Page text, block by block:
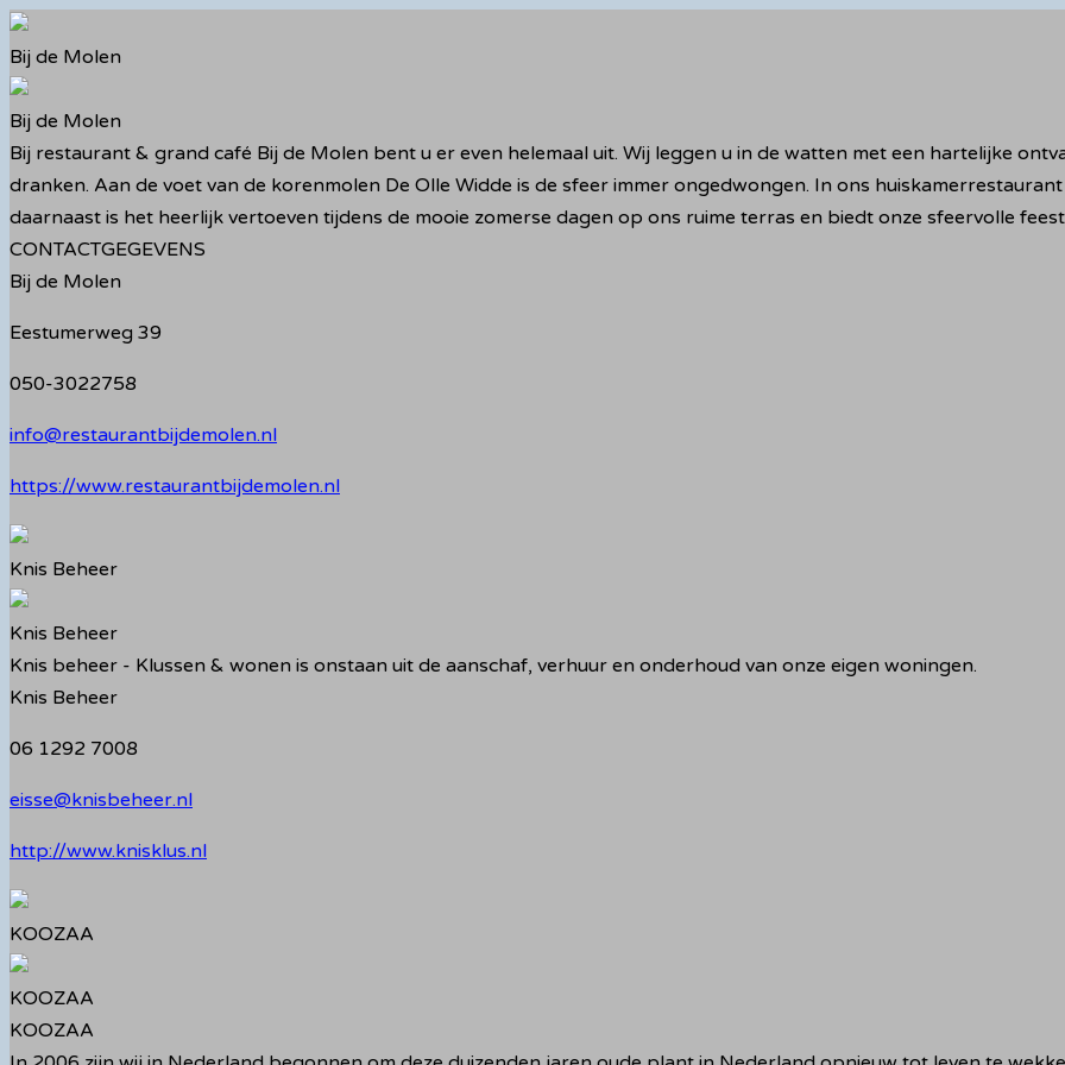
Ga
naar
de
inhoud
Bij de Molen
Bij de Molen
Bij restaurant & grand café Bij de Molen bent u er even helemaal uit. Wij leggen u in de watten met een hartelijke
dranken. Aan de voet van de korenmolen De Olle Widde is de sfeer immer ongedwongen. In ons
daarnaast is het heerlijk vertoeven tijdens de mooie zomerse dagen op ons ruime terras en biedt onze sfeervolle
CONTACTGEGEVENS
Bij de Molen
Eestumerweg 39
050-3022758
info@restaurantbijdemolen.nl
https://www.restaurantbijdemolen.nl
Knis Beheer
Knis Beheer
Knis beheer - Klussen & wonen is onstaan uit de aanschaf, verhuur en onderhoud van onze eigen woningen.
Knis Beheer
06 1292 7008
eisse@knisbeheer.nl
http://www.knisklus.nl
KOOZAA
KOOZAA
KOOZAA